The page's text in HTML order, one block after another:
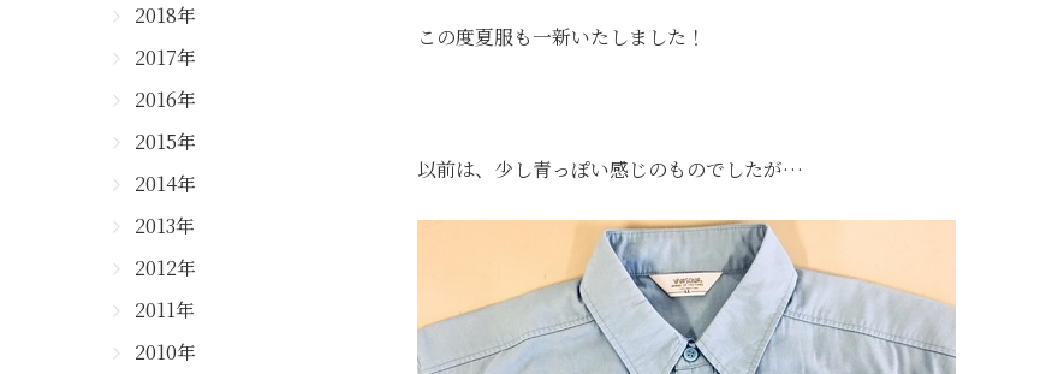
この度夏服も一新いたしました！
以前は、少し青っぽい感じのものでしたが…
2018年
2017年
2016年
2015年
2014年
2013年
2012年
2011年
2010年